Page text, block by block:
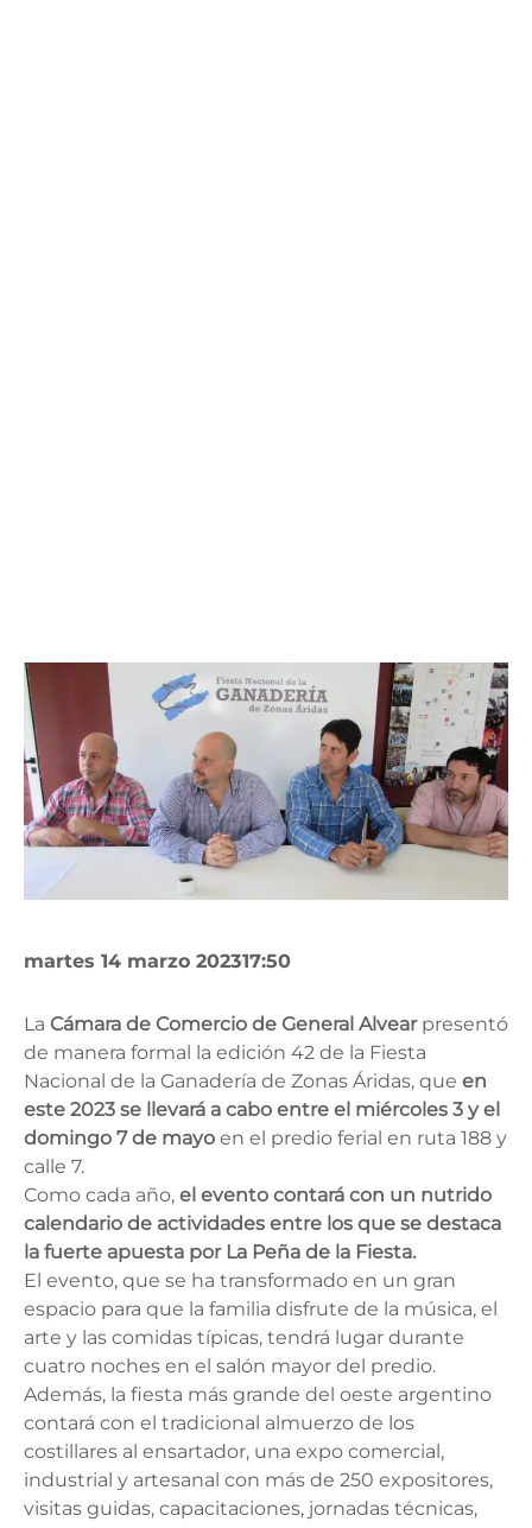
martes 14 marzo 202317:50
La Cámara de Comercio de General Alvearpresentó
de manera formal la edición 42 de la Fiesta
Nacional de la Ganadería de Zonas Áridas, que en
este 2023 se llevará a cabo entre el miércoles 3 y el
domingo 7 de mayo en el predio ferial en ruta 188 y
calle 7.
Como cada año, el evento contará con un nutrido
calendario de actividades entre los que se destaca
la fuerte apuesta por La Peña de la Fiesta.
El evento, que se ha transformado en un gran
espacio para que la familia disfrute de la música, el
arte y las comidas típicas, tendrá lugar durante
cuatro noches en el salón mayor del predio.
Además, la fiesta más grande del oeste argentino
contará con el tradicional almuerzo de los
costillares al ensartador, una expo comercial,
industrial y artesanal con más de 250 expositores,
visitas guidas, capacitaciones, jornadas técnicas,